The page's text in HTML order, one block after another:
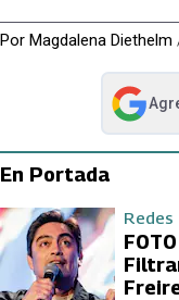
Por Magdalena Diethelm
abre en
En Portada
Redes